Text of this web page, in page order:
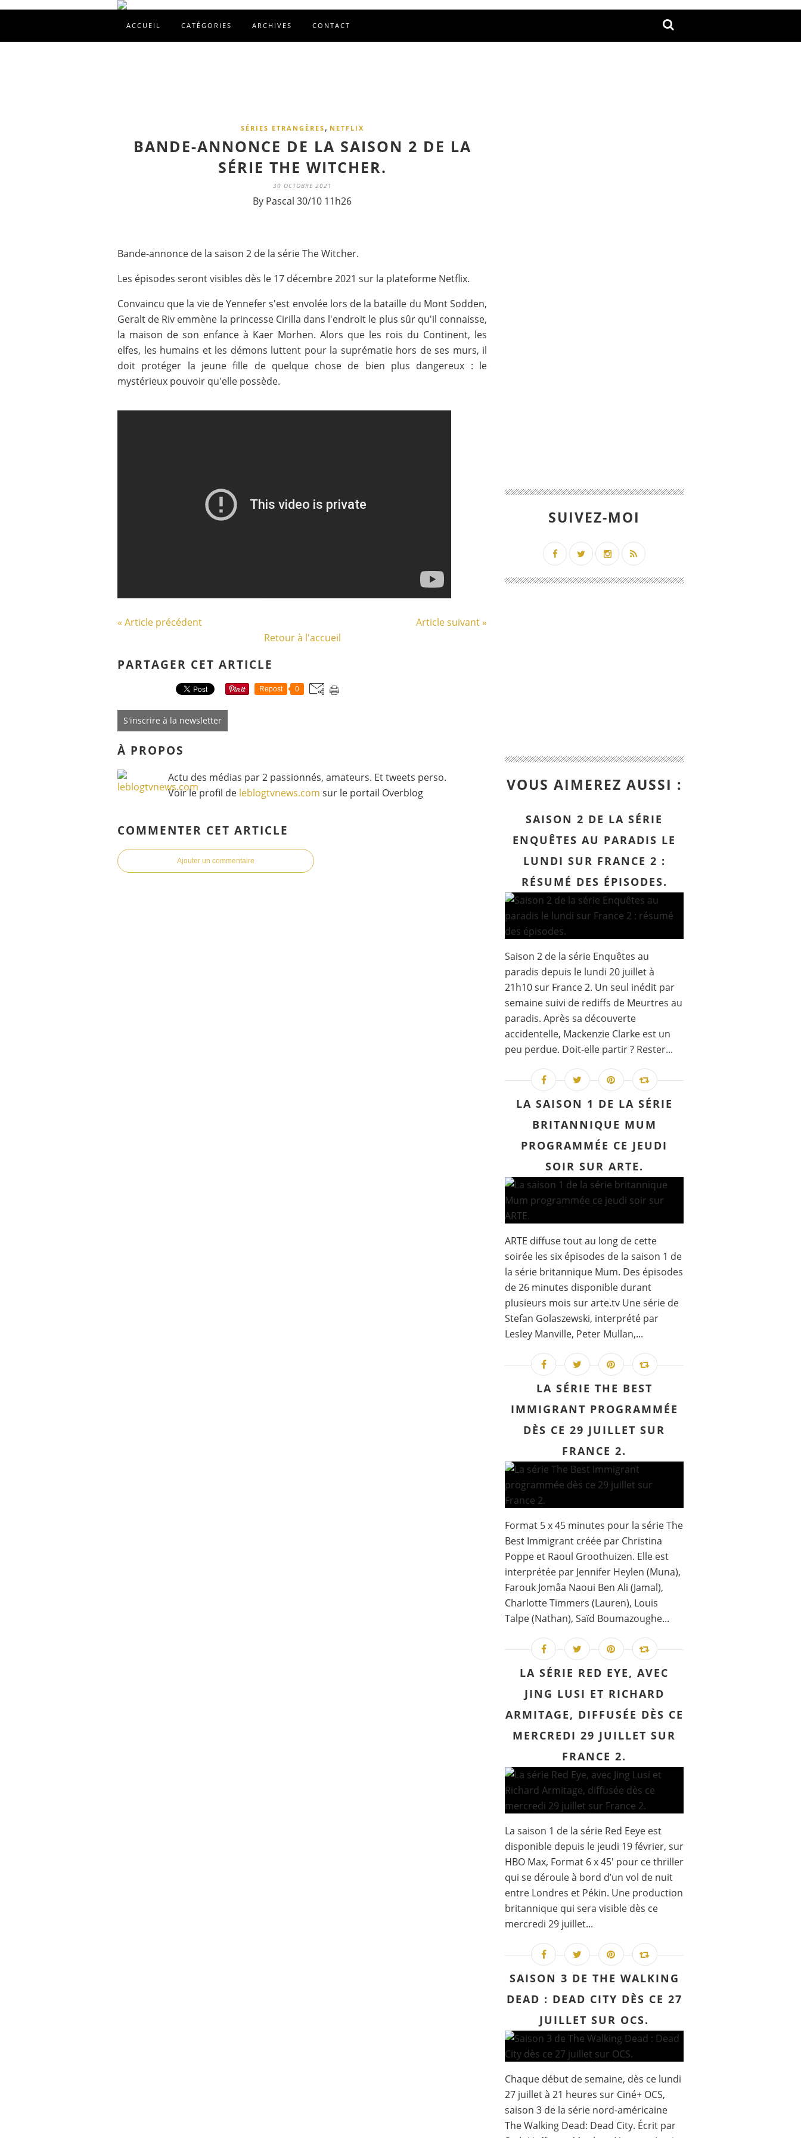
ACCUEIL CATÉGORIES ARCHIVES CONTACT
SÉRIES ETRANGÈRES , NETFLIX
BANDE-ANNONCE DE LA SAISON 2 DE LA
SÉRIE THE WITCHER.
30 OCTOBRE 2021
By Pascal 30/10 11h26
Bande-annonce de la saison 2 de la série The Witcher.
Les épisodes seront visibles dès le 17 décembre 2021 sur la plateforme Netflix.
Convaincu que la vie de Yennefer s'est envolée lors de la bataille du Mont Sodden,
Geralt de Riv emmène la princesse Cirilla dans l'endroit le plus sûr qu'il connaisse,
la maison de son enfance à Kaer Morhen. Alors que les rois du Continent, les
elfes, les humains et les démons luttent pour la suprématie hors de ses murs, il
doit protéger la jeune fille de quelque chose de bien plus dangereux : le
mystérieux pouvoir qu'elle possède.
« Article précédent
Article suivant »
Retour à l'accueil
PARTAGER CET ARTICLE
Repost 0
S'inscrire à la newsletter
À PROPOS
Actu des médias par 2 passionnés, amateurs. Et tweets perso.
Voir le profil de leblogtvnews.com sur le portail Overblog
COMMENTER CET ARTICLE
Ajouter un commentaire
SUIVEZ-MOI
VOUS AIMEREZ AUSSI :
SAISON 2 DE LA SÉRIE
ENQUÊTES AU PARADIS LE
LUNDI SUR FRANCE 2 :
RÉSUMÉ DES ÉPISODES.
Saison 2 de la série Enquêtes au
paradis depuis le lundi 20 juillet à
21h10 sur France 2. Un seul inédit par
semaine suivi de rediffs de Meurtres au
paradis. Après sa découverte
accidentelle, Mackenzie Clarke est un
peu perdue. Doit-elle partir ? Rester...
LA SAISON 1 DE LA SÉRIE
BRITANNIQUE MUM
PROGRAMMÉE CE JEUDI
SOIR SUR ARTE.
ARTE diffuse tout au long de cette
soirée les six épisodes de la saison 1 de
la série britannique Mum. Des épisodes
de 26 minutes disponible durant
plusieurs mois sur arte.tv Une série de
Stefan Golaszewski, interprété par
Lesley Manville, Peter Mullan,...
LA SÉRIE THE BEST
IMMIGRANT PROGRAMMÉE
DÈS CE 29 JUILLET SUR
FRANCE 2.
Format 5 x 45 minutes pour la série The
Best Immigrant créée par Christina
Poppe et Raoul Groothuizen. Elle est
interprétée par Jennifer Heylen (Muna),
Farouk Jomâa Naoui Ben Ali (Jamal),
Charlotte Timmers (Lauren), Louis
Talpe (Nathan), Saïd Boumazoughe...
LA SÉRIE RED EYE, AVEC
JING LUSI ET RICHARD
ARMITAGE, DIFFUSÉE DÈS CE
MERCREDI 29 JUILLET SUR
FRANCE 2.
La saison 1 de la série Red Eeye est
disponible depuis le jeudi 19 février, sur
HBO Max, Format 6 x 45' pour ce thriller
qui se déroule à bord d’un vol de nuit
entre Londres et Pékin. Une production
britannique qui sera visible dès ce
mercredi 29 juillet...
SAISON 3 DE THE WALKING
DEAD : DEAD CITY DÈS CE 27
JUILLET SUR OCS.
Chaque début de semaine, dès ce lundi
27 juillet à 21 heures sur Ciné+ OCS,
saison 3 de la série nord-américaine
The Walking Dead: Dead City. Écrit par